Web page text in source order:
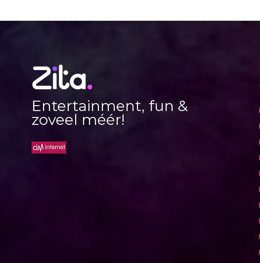
Entertainment, fun &
zoveel méér!